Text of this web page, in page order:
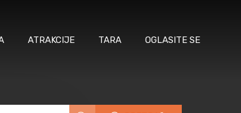
ATRAKCIJE TARA OGLASITE SE